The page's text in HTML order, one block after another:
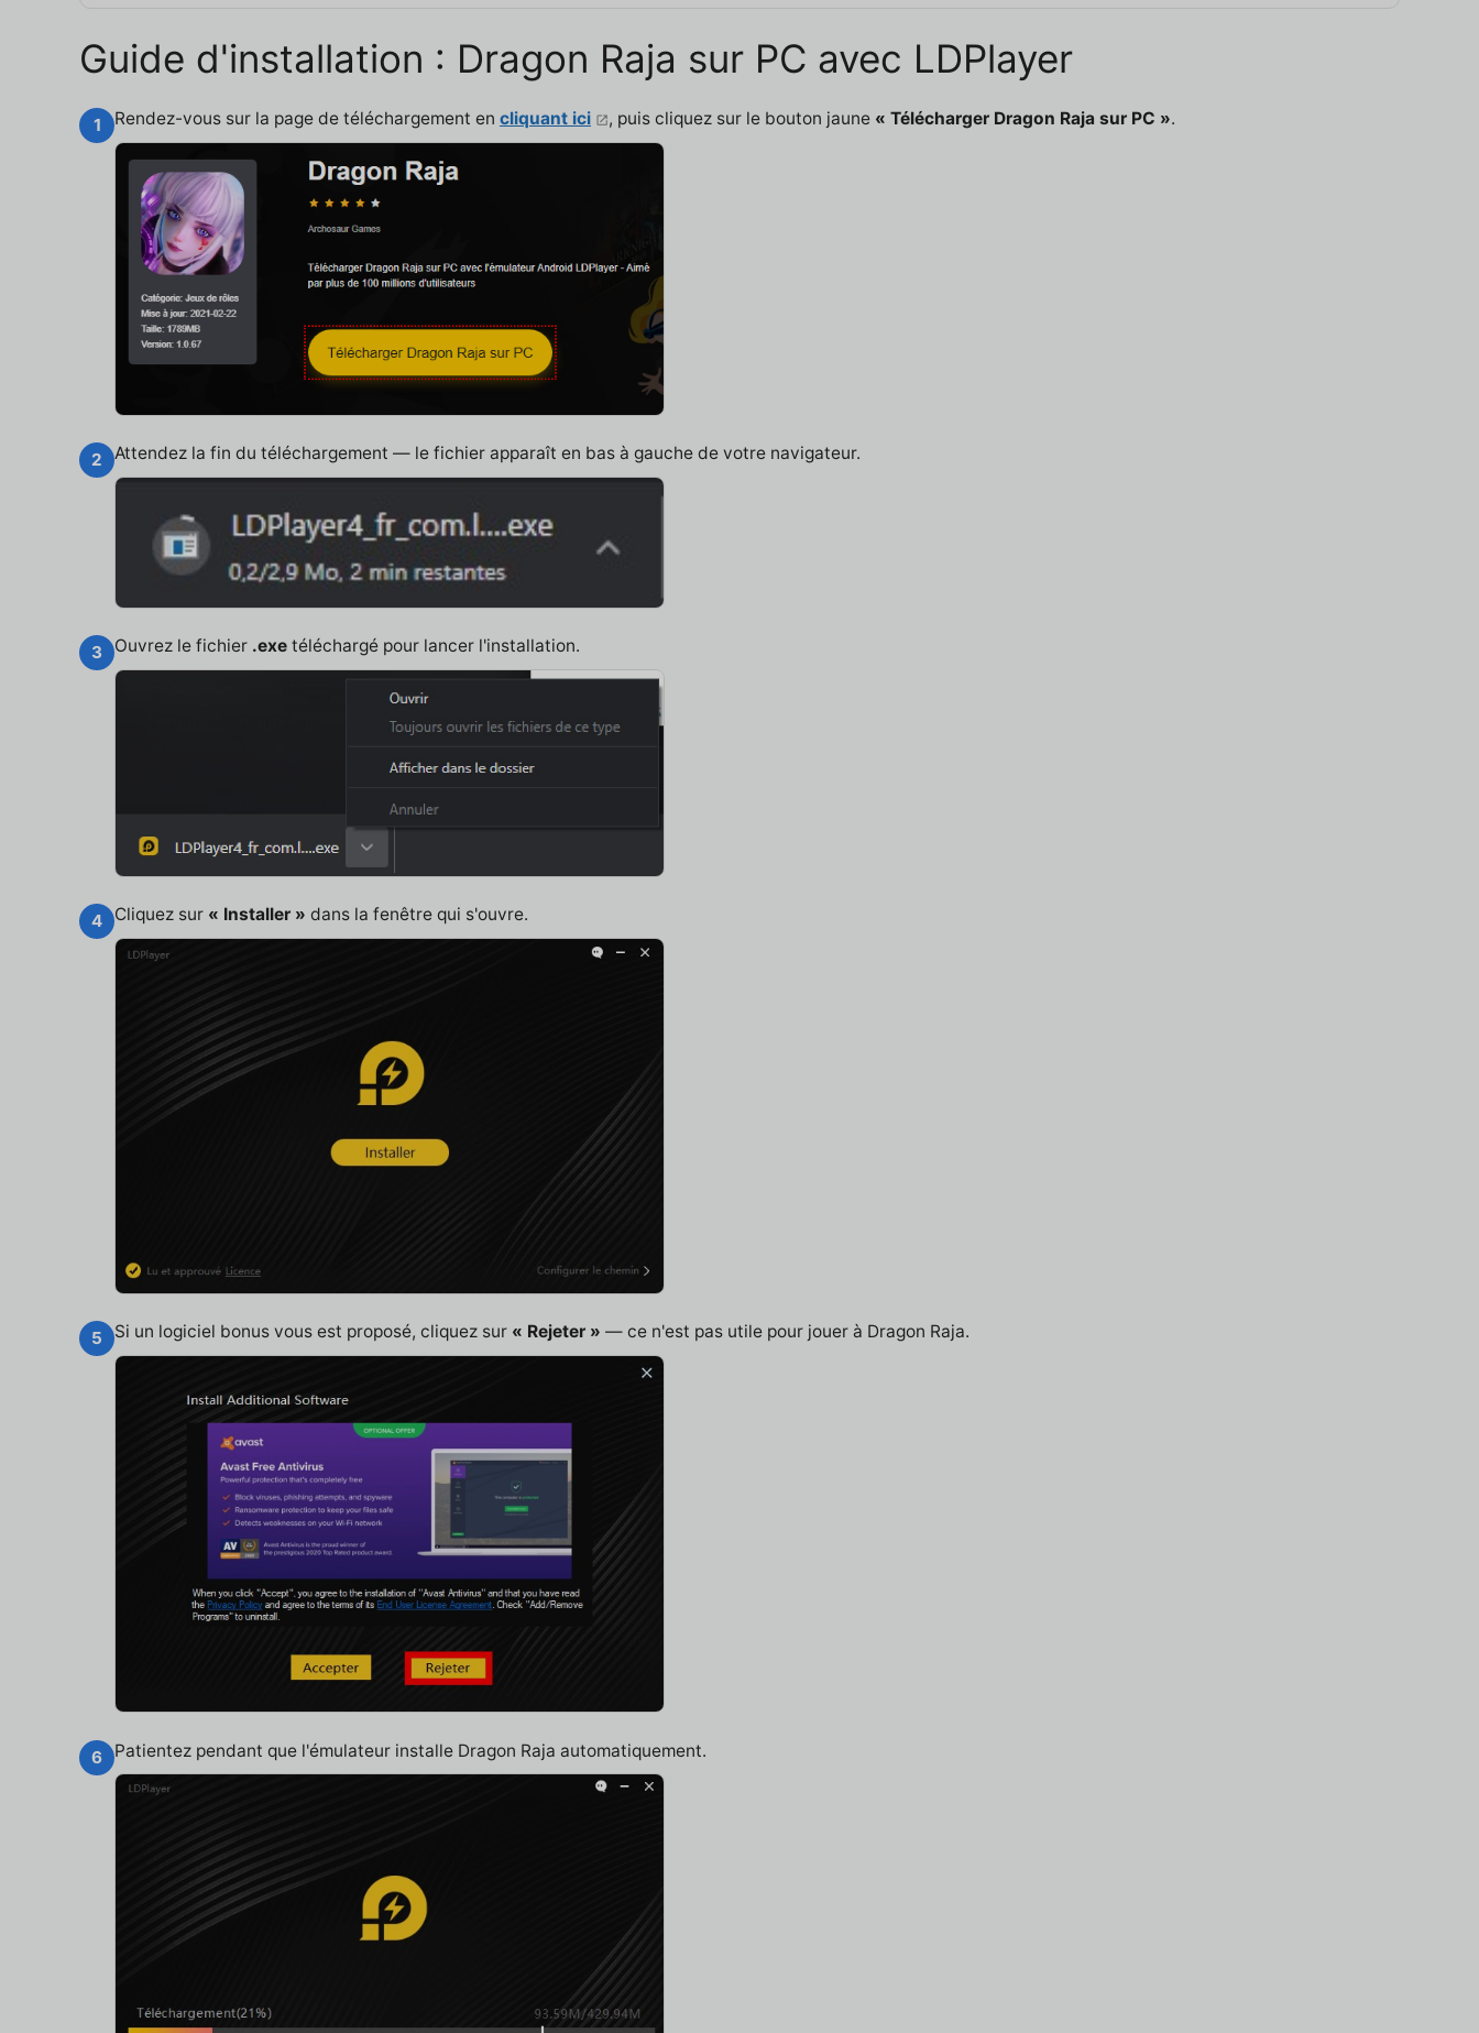
Guide d'installation : Dragon Raja sur PC avec LDPlayer
1 Rendez-vous sur la page de téléchargement en cliquant ici , puis cliquez sur le bouton jaune « Télécharger Dragon Raja sur PC ».
2 Attendez la fin du téléchargement — le fichier apparaît en bas à gauche de votre navigateur.
3 Ouvrez le fichier .exe téléchargé pour lancer l'installation.
4 Cliquez sur « Installer » dans la fenêtre qui s'ouvre.
5 Si un logiciel bonus vous est proposé, cliquez sur « Rejeter » — ce n'est pas utile pour jouer à Dragon Raja.
6 Patientez pendant que l'émulateur installe Dragon Raja automatiquement.